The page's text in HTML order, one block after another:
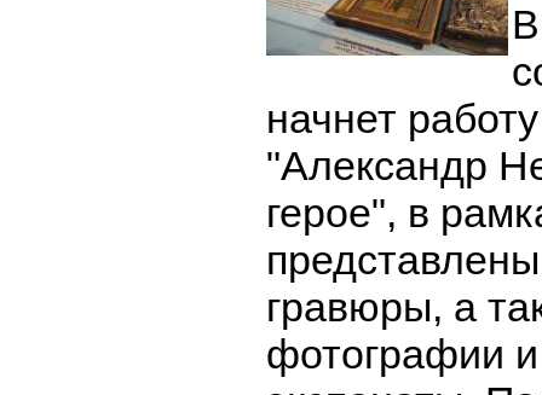
начнет
"Александр
герое", в
гравюры, а
фотографии